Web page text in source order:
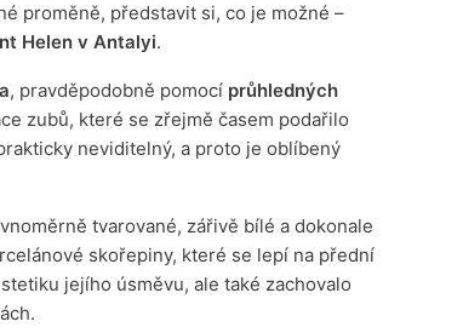
proměně, představit si, co je možné –
Helen v Antalyi.
, pravděpodobně pomocí průhledných
zubů, které se zřejmě časem podařilo
neviditelný, a proto je oblíbený
tvarované, zářivě bílé a dokonale
skořepiny, které se lepí na přední
jejího úsměvu, ale také zachovalo